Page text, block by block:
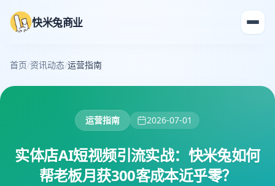
快米兔商业
首页/资讯动态/运营指南
运营指南 2026-07-01
实体店AI短视频引流实战：快米兔如何
帮老板月获300客成本近乎零？